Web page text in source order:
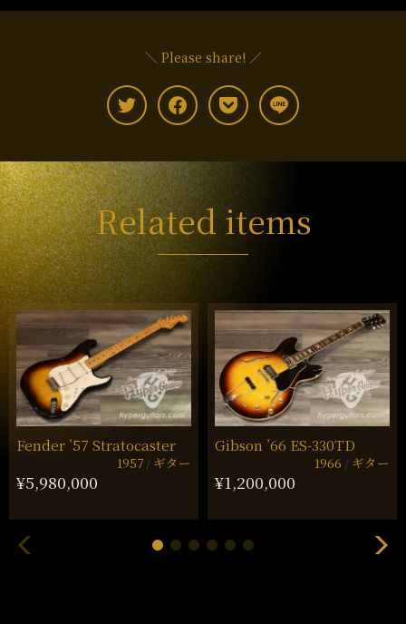
＼ Please share! ／
Related items
Fender ’57 Stratocaster
1957 ギター
¥5,980,000
Gibson ’66 ES-330TD
1966 ギター
¥1,200,000